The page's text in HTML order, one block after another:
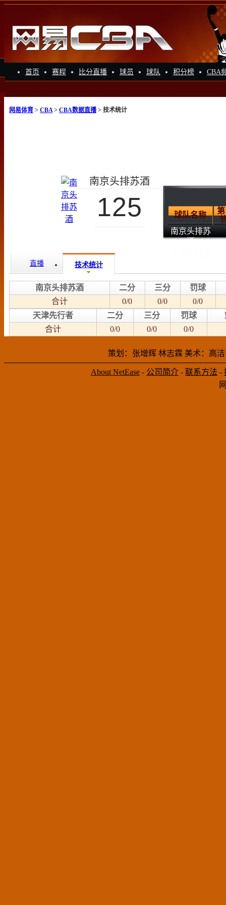
首页 赛程 比分直播 球员 球队 积分榜 CBA
网易体育 > CBA> CBA数据直播> 技术统计
南京头排苏酒
125 球队名称
南京头排苏
酒
直播 技术统计
南京头排苏酒 二分 三分
罚球
合计
0/0 0/0
0/0
天津先行者
二分 三分 罚球
合计
0/0 0/0 0/0
策划：张增辉 林志霖 美术：高
About NetEase - 公司简介 - 联系方法 -